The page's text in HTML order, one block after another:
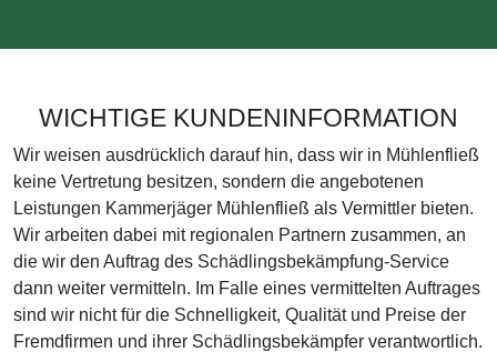
WICHTIGE KUNDENINFORMATION
Wir weisen ausdrücklich darauf hin, dass wir in Mühlenfließ
keine Vertretung besitzen, sondern die angebotenen
Leistungen Kammerjäger Mühlenfließ als Vermittler bieten.
Wir arbeiten dabei mit regionalen Partnern zusammen, an
die wir den Auftrag des Schädlingsbekämpfung-Service
dann weiter vermitteln. Im Falle eines vermittelten Auftrages
sind wir nicht für die Schnelligkeit, Qualität und Preise der
Fremdfirmen und ihrer Schädlingsbekämpfer verantwortlich.